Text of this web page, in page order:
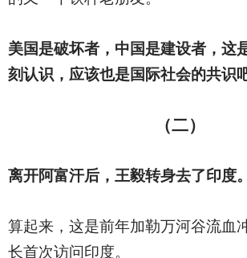
美国是破坏者，中国是建设者，这
刻认识，应该也是国际社会的共识吧
（二）
离开阿富汗后，王毅转身去了印度。
算起来，这是前年加勒万河谷流血
长首次访问印度。